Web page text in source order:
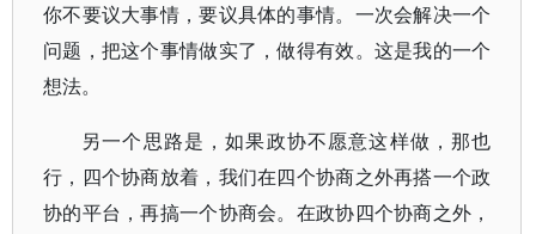
你不要议大事情，要议具体的事情。一次会解决一个
问题，把这个事情做实了，做得有效。这是我的一个
想法。
另一个思路是，如果政协不愿意这样做，那也
行，四个协商放着，我们在四个协商之外再搭一个政
协的平台，再搞一个协商会。在政协四个协商之外，